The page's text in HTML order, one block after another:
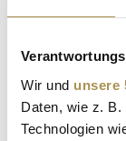
Wir und unsere
Daten, wie z.
Technologien